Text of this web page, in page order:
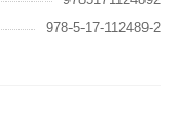
978-5-17-112489-2